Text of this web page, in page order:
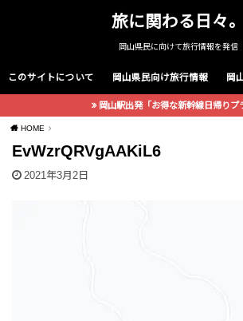
旅に関わる日々。
岡山県民に向けて旅行情報を発信
このサイトについて 岡山県民向け旅行情報 岡
岡山駅出発「お得な新幹線日帰りプ
HOME
EvWzrQRVgAAKiL6
2021年3月2日